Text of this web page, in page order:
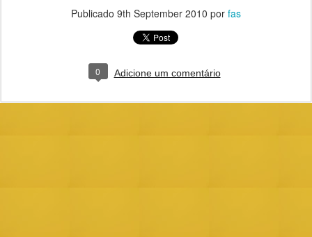
Publicado 9th September 2010 por fas
0 Adicione um comentário